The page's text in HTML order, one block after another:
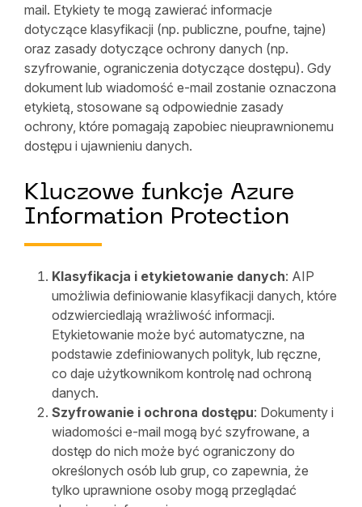
mail. Etykiety te mogą zawierać informacje
dotyczące klasyfikacji (np. publiczne, poufne, tajne)
oraz zasady dotyczące ochrony danych (np.
szyfrowanie, ograniczenia dotyczące dostępu). Gdy
dokument lub wiadomość e-mail zostanie oznaczona
etykietą, stosowane są odpowiednie zasady
ochrony, które pomagają zapobiec nieuprawnionemu
dostępu i ujawnieniu danych.
Kluczowe funkcje Azure
Information Protection
Klasyfikacja i etykietowanie danych: AIP
umożliwia definiowanie klasyfikacji danych, które
odzwierciedlają wrażliwość informacji.
Etykietowanie może być automatyczne, na
podstawie zdefiniowanych polityk, lub ręczne,
co daje użytkownikom kontrolę nad ochroną
danych.
Szyfrowanie i ochrona dostępu: Dokumenty i
wiadomości e-mail mogą być szyfrowane, a
dostęp do nich może być ograniczony do
określonych osób lub grup, co zapewnia, że
tylko uprawnione osoby mogą przeglądać